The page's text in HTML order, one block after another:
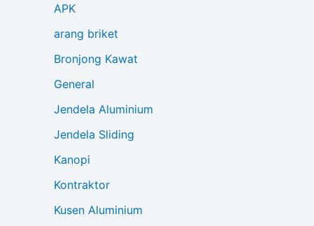
APK
arang briket
Bronjong Kawat
General
Jendela Aluminium
Jendela Sliding
Kanopi
Kontraktor
Kusen Aluminium